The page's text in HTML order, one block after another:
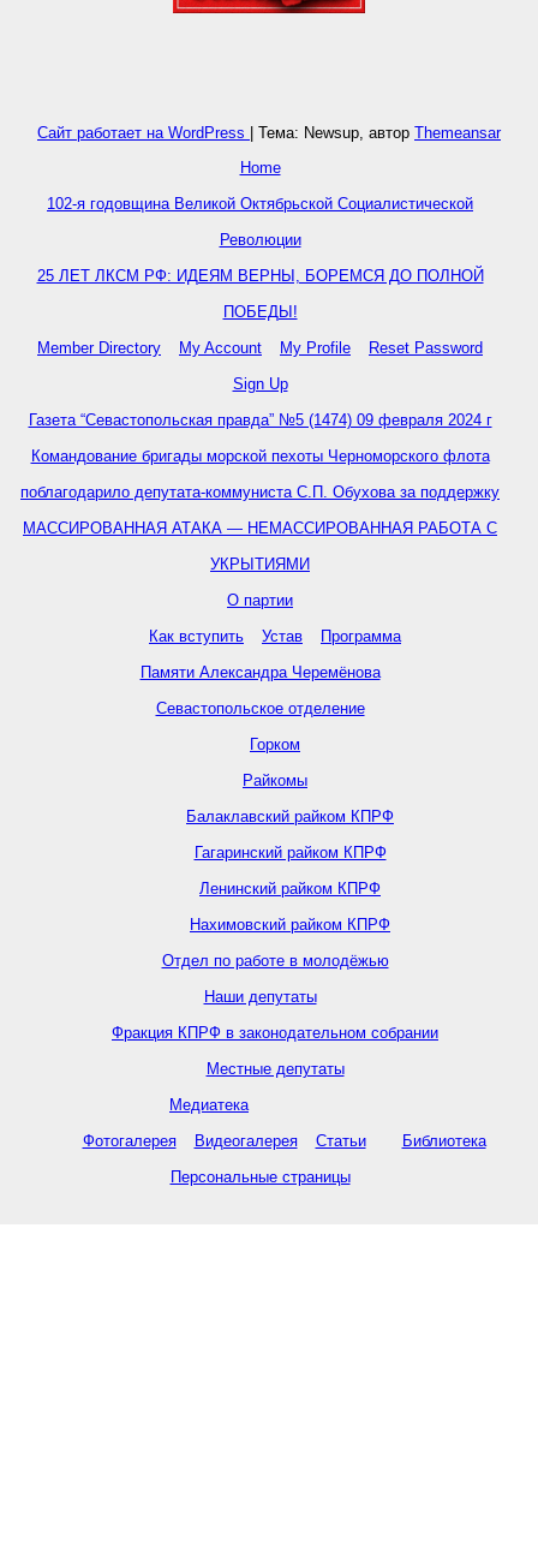
Сайт работает на WordPress Тема: Newsup, автор Themeansar
Home
102-я годовщина Великой Октябрьской Социалистической
Революции
25 ЛЕТ ЛКСМ РФ: ИДЕЯМ ВЕРНЫ, БОРЕМСЯ ДО ПОЛНОЙ
ПОБЕДЫ!
Member Directory
My Account My Profile
Reset Password
Sign Up
Газета “Севастопольская правда” №5 (1474) 09 февраля 2024 г
Командование бригады морской пехоты Черноморского флота
поблагодарило депутата-коммуниста С.П. Обухова за поддержку
МАССИРОВАННАЯ АТАКА — НЕМАССИРОВАННАЯ РАБОТА С
УКРЫТИЯМИ
О партии
Как вступить
Устав
Программа
Памяти Александра Черемёнова
Севастопольское отделение
Горком
Райкомы
Балаклавский райком КПРФ
Гагаринский райком КПРФ
Ленинский райком КПРФ
Нахимовский райком КПРФ
Отдел по работе в молодёжью
Наши депутаты
Фракция КПРФ в законодательном собрании
Местные депутаты
Медиатека
Фотогалерея
Видеогалерея Статьи
Библиотека
Персональные страницы